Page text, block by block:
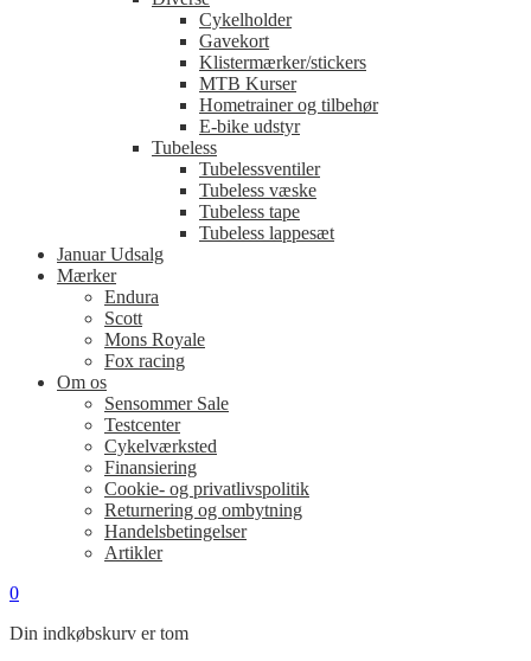
Cykelholder
Gavekort
Klistermærker/stickers
MTB Kurser
Hometrainer og tilbehør
E-bike udstyr
Tubeless
Tubelessventiler
Tubeless væske
Tubeless tape
Tubeless lappesæt
Januar Udsalg
Mærker
Endura
Scott
Mons Royale
Fox racing
Om os
Sensommer Sale
Testcenter
Cykelværksted
Finansiering
Cookie- og privatlivspolitik
Returnering og ombytning
Handelsbetingelser
Artikler
0
Din indkøbskurv er tom